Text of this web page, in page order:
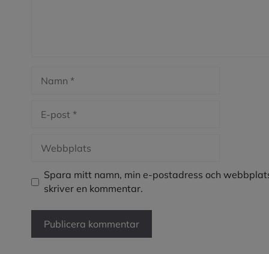
post
Spara mitt namn, min e-postadress och
skriver en kommentar.